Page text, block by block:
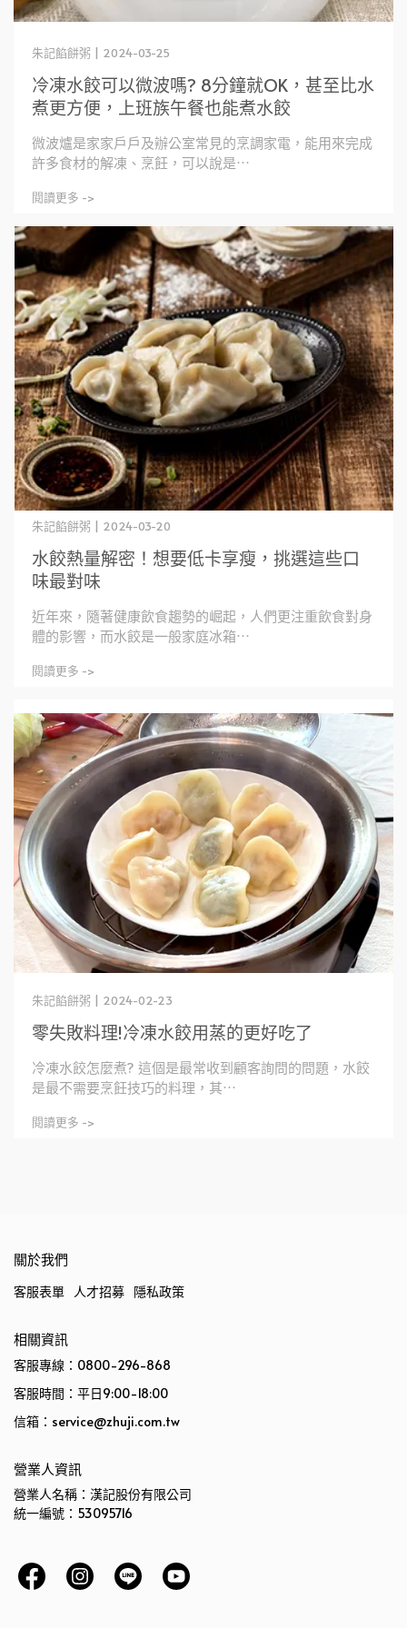
冷凍水餃可以微波嗎? 8分鐘就OK，甚至比水
煮更方便，上班族午餐也能煮水餃
朱記餡餅粥 | 2024-03-25
微波爐是家家戶戶及辦公室常見的烹調家電，能用來完成
許多食材的解凍、烹飪，可以說是⋯
閱讀更多 ->
水餃熱量解密！想要低卡享瘦，挑選這些口
味最對味
朱記餡餅粥 | 2024-03-20
近年來，隨著健康飲食趨勢的崛起，人們更注重飲食對身
體的影響，而水餃是一般家庭冰箱⋯
閱讀更多 ->
零失敗料理!冷凍水餃用蒸的更好吃了
朱記餡餅粥 | 2024-02-23
冷凍水餃怎麼煮? 這個是最常收到顧客詢問的問題，水餃
是最不需要烹飪技巧的料理，其⋯
閱讀更多 ->
關於我們
客服表單 人才招募 隱私政策
相關資訊
客服專線：0800-296-868
客服時間：平日9:00-18:00
信箱：service@zhuji.com.tw
營業人資訊
營業人名稱：漢記股份有限公司
統一編號：53095716